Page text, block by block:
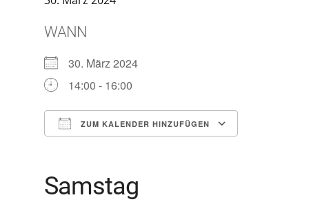
WANN
30. März 2024
14:00 - 16:00
ZUM KALENDER HINZUFÜGEN
Samstag